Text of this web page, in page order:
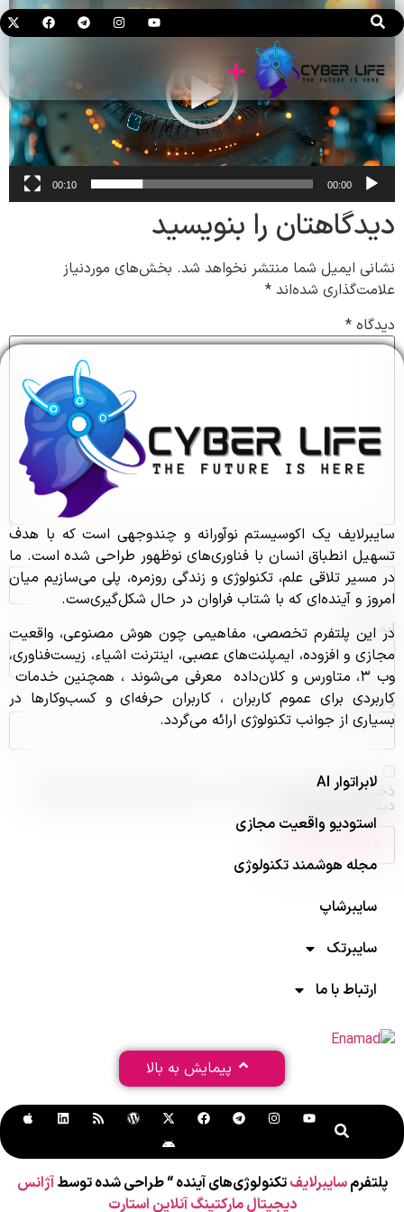
ویدیو
00:00
00:10
دیدگاهتان را بنویسید
نشانی ایمیل شما منتشر نخواهد شد. بخش‌های موردنیاز
علامت‌گذاری شده‌اند *
دیدگاه *
نام*
ایمیل
وب‌ سایت
ذخیره نام، ایمیل و وبسایت من در مرورگر برای زمانی که دوباره
دیدگاهی می‌نویسم.
سایبرلایف یک اکوسیستم نوآورانه و چندوجهی است که با هدف
تسهیل انطباق انسان با فناوری‌های نوظهور طراحی شده است. ما
در مسیر تلاقی علم، تکنولوژی و زندگی روزمره، پلی می‌سازیم میان
امروز و آینده‌ای که با شتاب فراوان در حال شکل‌گیری‌ست.
در این پلتفرم تخصصی، مفاهیمی چون هوش مصنوعی، واقعیت
مجازی و افزوده، ایمپلنت‌های عصبی، اینترنت اشیاء، زیست‌فناوری،
وب ۳، متاورس و کلان‌داده معرفی می‌شوند ، همچنین خدمات
کاربردی برای عموم کاربران ، کاربران حرفه‌ای و کسب‌و‌کارها در
بسیاری از جوانب تکنولوژی ارائه می‌گردد.
لابراتوار AI
استودیو واقعیت مجازی
مجله هوشمند تکنولوژی
سایبرشاپ
سایبرتک
ارتباط با ما
پیمایش به بالا
پلتفرمسایبرلایفتکنولوژی‌های آینده “ طراحی شده توسطآژانس
دیجیتال مارکتینگ آنلاین استارت